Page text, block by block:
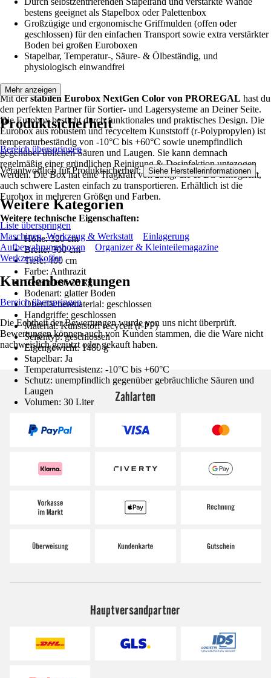
bestens geeignet als Stapelbox oder Palettenbox
Großzügige und ergonomische Griffmulden (offen oder
geschlossen) für den einfachen Transport sowie extra verstärkter
Boden bei großen Euroboxen
Stapelbar, Temperatur-, Säure- & Ölbeständig, und
physiologisch einwandfrei
Mit derstabilen Eurobox NextGen Color von PROREGAL hast du
den perfekten Partner für Sortier- und Lagersysteme an Deiner Seite.
Die Eurobox besticht durch funktionales und praktisches Design. Die
Eurobox aus robustem und recyceltem Kunststoff (r-Polypropylen) ist
temperaturbeständig von -10°C bis +60°C sowie unempfindlich
gegenüber üblichen Säuren und Laugen. Sie kann demnach
regelmäßig einer gründlichen Reinigung & Desinfektion untezogen
werden. Die Box hat eine Tragkraft von 25kg, die es Dir ermöglicht,
auch schwere Lasten einfach zu transportieren. Erhältlich ist die
Eurobox in mehreren Größen und Farben.
Weitere technische Eigenschaften:
Höhe: 320 cm
Breite: 300 cm
Tiefe: 400 cm
Farbe: Anthrazit
Gesamtlast: 25 kg
Bodenart: glatter Boden
Oberflächenmaterial: geschlossen
Handgriffe: geschlossen
Material: Kunststoff recycelt (r-PP)
Seitentyp: geschlossen
Eigengewicht: 1480 g
Stapelbar: Ja
Temperaturresistenz: -10°C bis +60°C
Schutz: unempfindlich gegenüber gebräuchliche Säuren und
Laugen
Volumen: 30 Liter
Mehr anzeigen
Produktsicherheit
Bereich überspringen
Verantwortlich für Produktsicherheit: Siehe Herstellerinformationen .
Weitere Kategorien
Liste überspringen
Maschinen, Werkzeug & Werkstatt
Einlagerung
Aufbewahrungsboxen
Organizer & Kleinteilemagazine
Werkzeugkoffer
Kundenbewertungen
Bereich überspringen
Die Echtheit der Bewertungen wurde von uns nicht überprüft.
Bewertungen können auch von Kunden stammen, die die Ware nicht
nachweislich genutzt oder gekauft haben.
Zahlarten
Hauptversandpartner